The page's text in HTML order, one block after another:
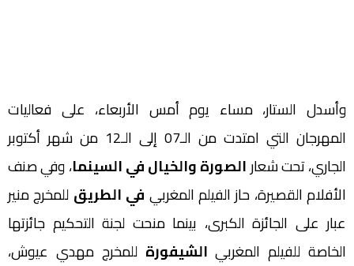
وأسدل الستار، مساء يوم أمس الأربعاء، على فعاليات
المهرجان التي امتدت من الـ07 إلى الـ12 من شهر أكتوبر
الجاري، تحت شعارالصورة والخيال في السينما، وفي صنف
الأفلام القصيرة، حاز الفيلم المغربي في الطريق للمخرج منير
عبار على الجائزة الكبرى، بينما منحت لجنة التحكيم جائزتها
الخاصة للفيلم المغربي الشيفورة للمخرج مهدي عيوش،